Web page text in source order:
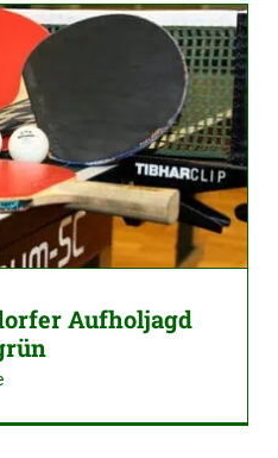
Aufholjagd